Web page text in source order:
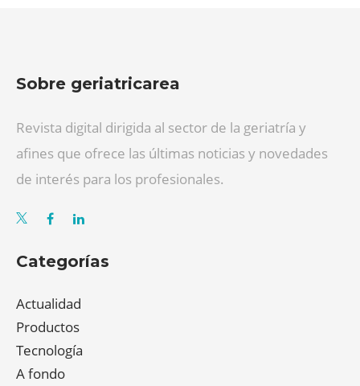
Sobre geriatricarea
Revista digital dirigida al sector de la geriatría y
afines que ofrece las últimas noticias y novedades
de interés para los profesionales.
Categorías
Actualidad
Productos
Tecnología
A fondo